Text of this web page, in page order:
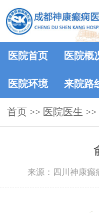
医院首页 医院概
医院环境 来院路
首页 >> 医院医生 >>
来源：四川神康癫